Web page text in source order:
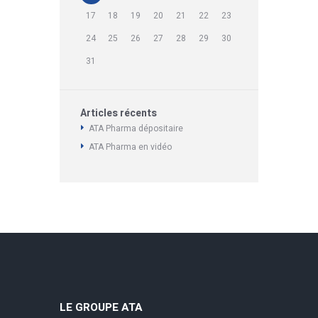
17
18 19 20 21 22
23
24
25 26 27 28 29
30
31
Articles récents
ATA Pharma dépositaire
ATA Pharma en vidéo
LE GROUPE ATA